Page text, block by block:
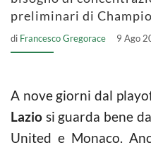
preliminari di
di Francesco Gregorace 9 Ago
A nove giorni dal
Lazio si guarda bene
United e Monaco.